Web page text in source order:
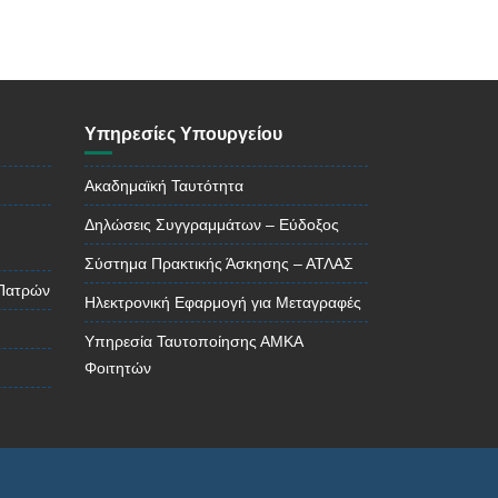
Υπηρεσίες Υπουργείου
Ακαδημαϊκή Ταυτότητα
Δηλώσεις Συγγραμμάτων – Εύδοξος
Σύστημα Πρακτικής Άσκησης – ΑΤΛΑΣ
Ηλεκτρονική Εφαρμογή για Μεταγραφές
Υπηρεσία Ταυτοποίησης ΑΜΚΑ
Φοιτητών